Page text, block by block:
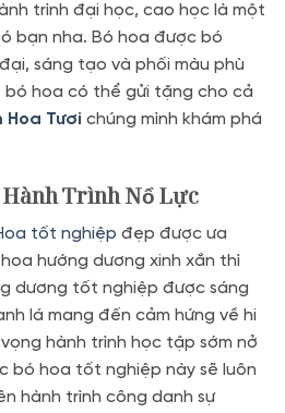
trình đại học, cao học là một
bạn nha. Bó hoa được bó
sáng tạo và phối màu phù
bó hoa có thể gửi tặng cho cả
Hoa Tươi chúng mình khám phá
Hành Trình Nổ Lực
tốt nghiệp đẹp được ưa
hướng dương xinh xắn thì
dương tốt nghiệp được sáng
lá mang đến cảm hứng về hi
hành trình học tập sớm nở
bó hoa tốt nghiệp này sẽ luôn
hành trình công danh sự